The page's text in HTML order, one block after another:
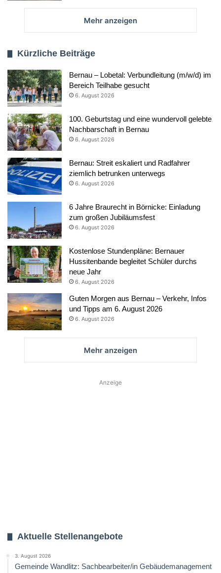
Mehr anzeigen
Kürzliche Beiträge
Bernau – Lobetal: Verbundleitung (m/w/d) im
Bereich Teilhabe gesucht
6. August 2026
100. Geburtstag und eine wundervoll gelebte
Nachbarschaft in Bernau
6. August 2026
Bernau: Streit eskaliert und Radfahrer
ziemlich betrunken unterwegs
6. August 2026
6 Jahre Braurecht in Börnicke: Einladung
zum großen Jubiläumsfest
6. August 2026
Kostenlose Stundenpläne: Bernauer
Hussitenbande begleitet Schüler durchs
neue Jahr
6. August 2026
Guten Morgen aus Bernau – Verkehr, Infos
und Tipps am 6. August 2026
6. August 2026
Mehr anzeigen
Anzeige
Aktuelle Stellenangebote
3. August 2026
Gemeinde Wandlitz: Sachbearbeiter/in Gebäudemanagement